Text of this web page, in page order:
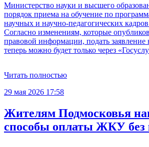
Министерство науки и высшего
порядок приема на обучение по
научных и научно-педагогических
Согласно изменениям, которые
правовой информации, подать заявление
теперь можно будет только через
Читать полностью
29 мая 2026 17:58
Жителям Подмосковья
способы оплаты ЖКУ без